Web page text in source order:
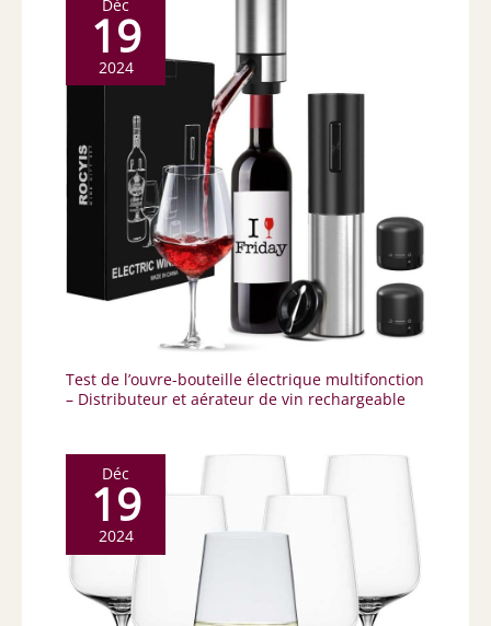
Déc
19
2024
Test de l’ouvre-bouteille électrique multifonction
– Distributeur et aérateur de vin rechargeable
Déc
19
2024